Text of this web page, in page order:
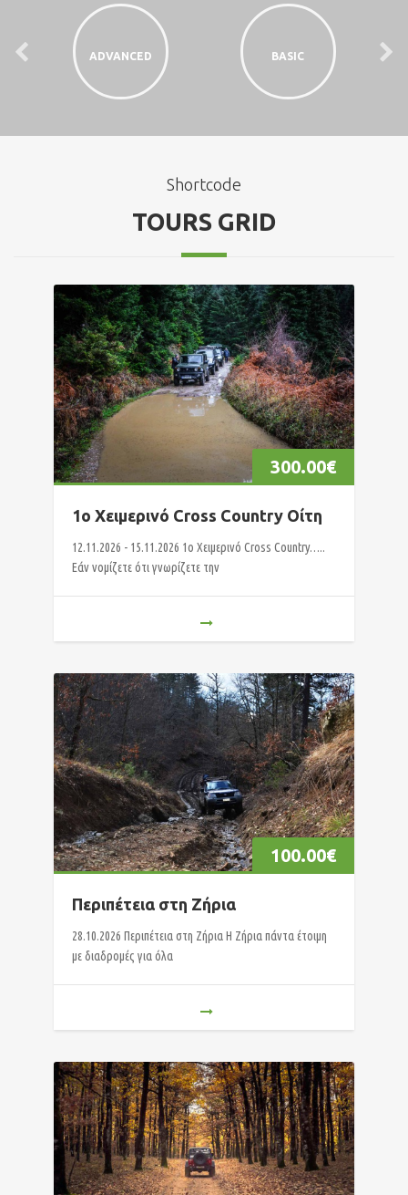
ADVANCED BASIC
Shortcode
TOURS GRID
300.00€
1ο Χειμερινό Cross Country Οίτη
12.11.2026 - 15.11.2026 1o Χειμερινό Cross Country…..
Εάν νομίζετε ότι γνωρίζετε την
100.00€
Περιπέτεια στη Ζήρια
28.10.2026 Περιπέτεια στη Ζήρια Η Ζήρια πάντα έτοιμη
με διαδρομές για όλα